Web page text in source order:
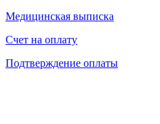
Медицинская выписка
Счет на оплату
Подтверждение оплаты